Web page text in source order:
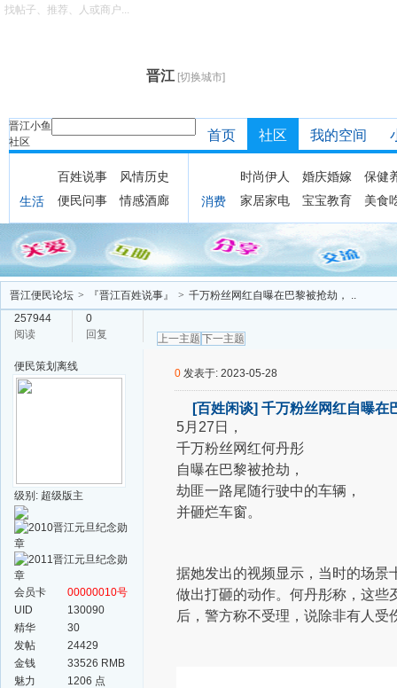
晋江 [切换城市]
晋江小鱼
社区
找帖子、推荐、人或商户...
首页 社区 我的空间
生活
百姓说事
风情历史
便民问事
情感酒廊 消费
时尚伊人 婚庆婚嫁
保健
家居家电
宝宝教育 美食
晋江便民论坛 > 『晋江百姓说事』 > 千万粉丝网红自曝在巴黎被抢劫， ..
257944
阅读
0
回复
上一主题 下一主题
便民策划 离线
级别: 超级版主
会员卡
00000010号
UID
130090
精华
30
发帖
24429
金钱
33526 RMB
魅力
1206 点
0 发表于: 2023-05-28
[百姓闲谈] 千万粉丝网红自曝在
5月27日，
千万粉丝网红何丹彤
自曝在巴黎被抢劫，
劫匪一路尾随行驶中的车辆，
并砸烂车窗。
据她发出的视频显示，当时的场景
做出打砸的动作。何丹彤称，这些
后，警方称不受理，说除非有人受